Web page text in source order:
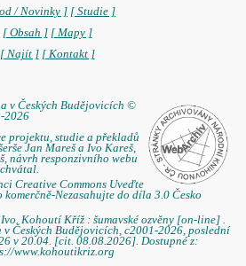
/ Novinky ] [ Studie ]
[ Obsah ] [ Mapy ]
[ Najít ] [ Kontakt ]
v Českých Budějovicích ©
2026
projektu, studie a překladů
Jan Mareš a Ivo Kareš,
návrh responzivního webu
Creative Commons Uveďte
Nezasahujte do díla 3.0 Česko
Kohoutí Kříž : šumavské ozvěny [on-line] .
v Českých Budějovicích, c2001-2026, poslední
v 20.04. [cit. 08.08.2026]. Dostupné z:
www.kohoutikriz.org